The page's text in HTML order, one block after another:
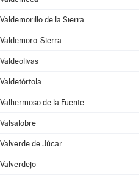
Valdemorillo de la Sierra
Valdemoro-Sierra
Valdeolivas
Valdetórtola
Valhermoso de la Fuente
Valsalobre
Valverde de Júcar
Valverdejo